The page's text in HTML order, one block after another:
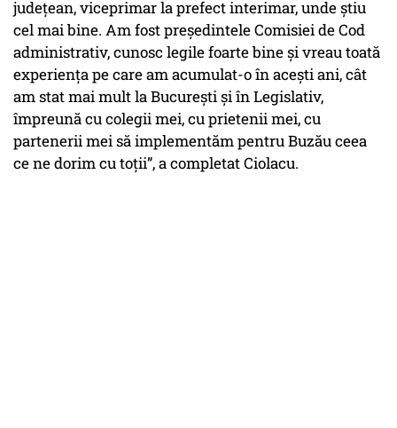
județean, viceprimar la prefect interimar, unde știu
cel mai bine. Am fost președintele Comisiei de Cod
administrativ, cunosc legile foarte bine și vreau toată
experiența pe care am acumulat-o în acești ani, cât
am stat mai mult la București și în Legislativ,
împreună cu colegii mei, cu prietenii mei, cu
partenerii mei să implementăm pentru Buzău ceea
ce ne dorim cu toții”, a completat Ciolacu.